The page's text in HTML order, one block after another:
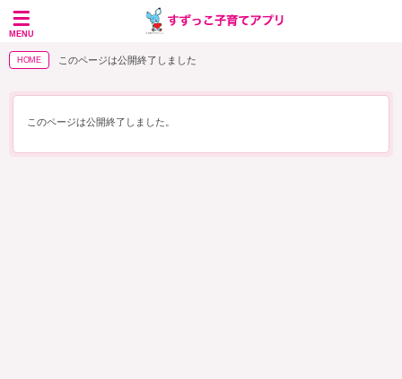
MENU
HOME このページは公開終了しました
このページは公開終了しました。